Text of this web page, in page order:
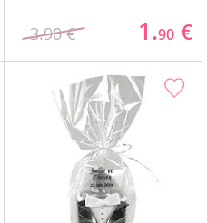
3.90 € 1.90 €